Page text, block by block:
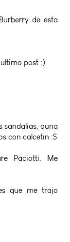
de esta
post :)
sandalias, aunq
con calcetin :S
Paciotti. Me
que me trajo